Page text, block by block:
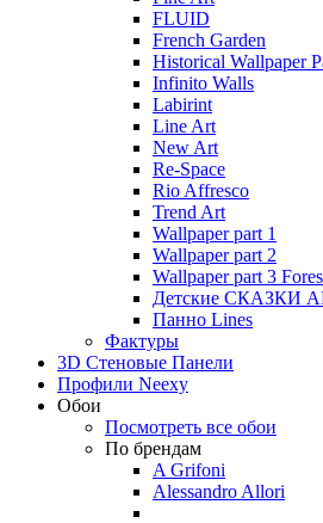
FLUID
French Garden
Historical Wallpaper
Infinito Walls
Labirint
Line Art
New Art
Re-Space
Rio Affresco
Trend Art
Wallpaper part 1
Wallpaper part 2
Wallpaper part 3
Детские СКАЗКИ
Панно Lines
Фактуры
3D Стеновые Панели
Профили Neexy
Обои
Посмотреть все обои
По брендам
A Grifoni
Alessandro Allori